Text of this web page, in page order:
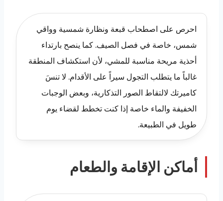
احرص على اصطحاب قبعة ونظارة شمسية وواقي
شمس، خاصة في فصل الصيف. كما ينصح بارتداء
أحذية مريحة مناسبة للمشي، لأن استكشاف المنطقة
غالباً ما يتطلب التجول سيراً على الأقدام. لا تنسَ
كاميرتك لالتقاط الصور التذكارية، وبعض الوجبات
الخفيفة والماء خاصة إذا كنت تخطط لقضاء يوم
طويل في الطبيعة.
أماكن الإقامة والطعام